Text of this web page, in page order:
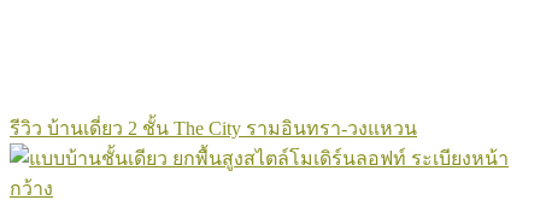
รีวิว บ้านเดี่ยว 2 ชั้น The City รามอินทรา-วงแหวน